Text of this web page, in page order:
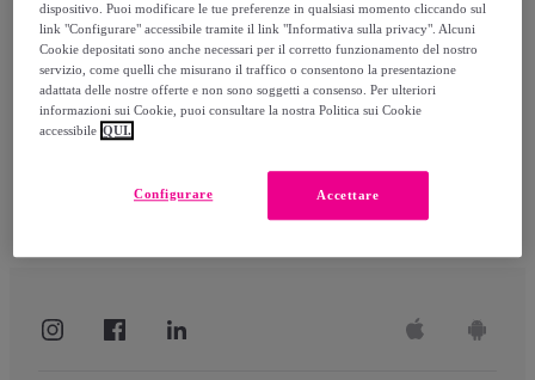
Accedi
dispositivo. Puoi modificare le tue preferenze in qualsiasi momento cliccando sul
link "Configurare" accessibile tramite il link "Informativa sulla privacy". Alcuni
Cookie depositati sono anche necessari per il corretto funzionamento del nostro
servizio, come quelli che misurano il traffico o consentono la presentazione
adattata delle nostre offerte e non sono soggetti a consenso. Per ulteriori
informazioni sui Cookie, puoi consultare la nostra Politica sui Cookie
accessibile QUI.
Accettare
Configurare